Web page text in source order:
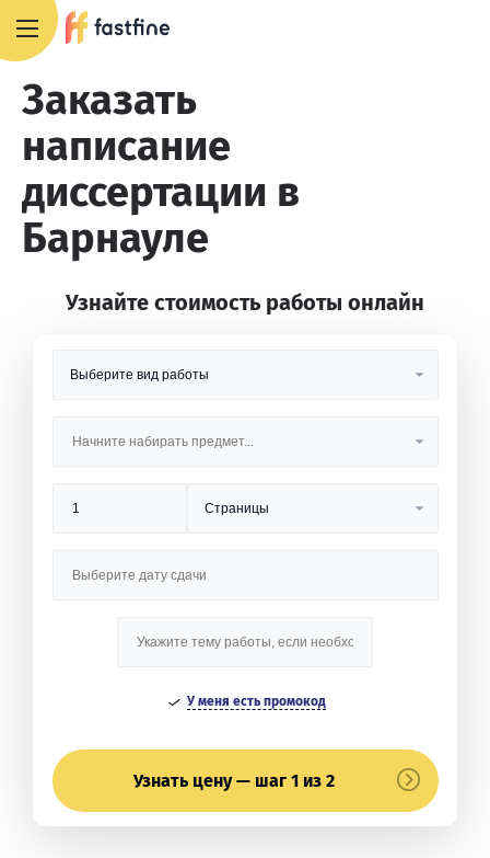
Заказать
написание
диссертации в
Барнауле
Узнайте стоимость работы онлайн
У меня есть промокод
Узнать цену — шаг 1 из 2